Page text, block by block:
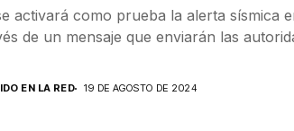
activará como prueba la alerta sísmica
de un mensaje que enviarán las
EN LA RED 19 DE AGOSTO DE 2024